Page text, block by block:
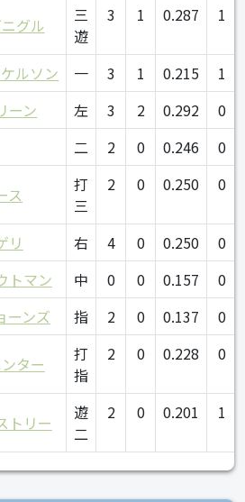
グル
三
遊
3 1 0.287 1
ルソン 一 3 1 0.215
1
ーン 左 3 2 0.292
0
二 2 0 0.246
0
ス
打
三
2 0 0.250 0
リ 右 4 0 0.250
0
トマン 中 0 0 0.157
0
ーンズ 指 2 0 0.137
0
ター
打
指
2 0 0.228 0
トリー
遊
二
2 0 0.201 1